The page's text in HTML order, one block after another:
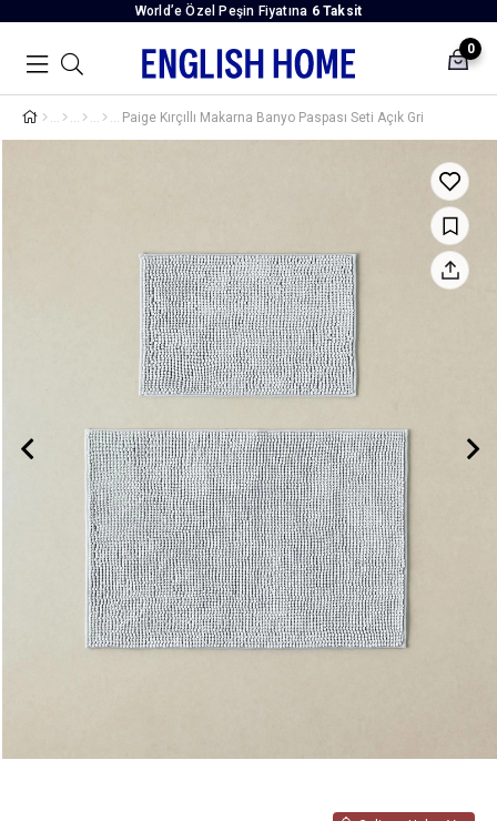
World’e Özel Peşin Fiyatına 6 Taksit
0
Paige Kırçıllı Makarna Banyo Paspası Seti Açık Gri